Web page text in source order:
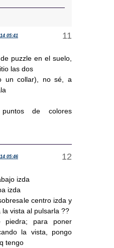
05:41
puzzle en el suelo,
las dos
un collar), no sé, a
de colores
05:46
izda
izda
centro izda y
la vista al pulsarla ??
piedra; para poner
la vista, pongo
tengo